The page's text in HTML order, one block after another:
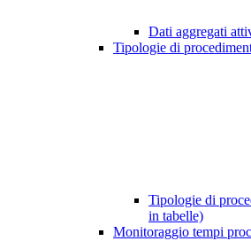
Dati aggregati
Tipologie di
Tipologie di
in tabelle)
Monitoraggio tempi